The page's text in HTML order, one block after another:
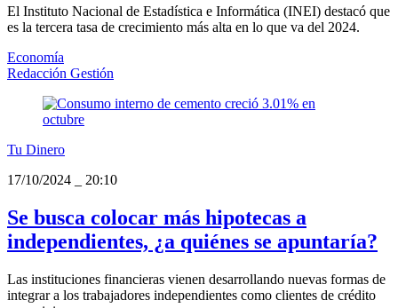
El Instituto Nacional de Estadística e Informática (INEI) destacó que
es la tercera tasa de crecimiento más alta en lo que va del 2024.
Economía
Redacción Gestión
Tu Dinero
17/10/2024
20:10
Se busca colocar más hipotecas a
independientes, ¿a quiénes se apuntaría?
Las instituciones financieras vienen desarrollando nuevas formas de
integrar a los trabajadores independientes como clientes de crédito